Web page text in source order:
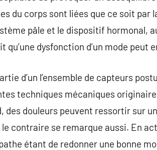
du corps sont liées que ce soit
pâle et le dispositif hormonal,
qu’une dysfonction d’un mode peut
d’un l’ensemble de capteurs
techniques mécaniques originaire
des douleurs peuvent ressortir sur
contraire se remarque aussi. En
étant de redonner une bonne